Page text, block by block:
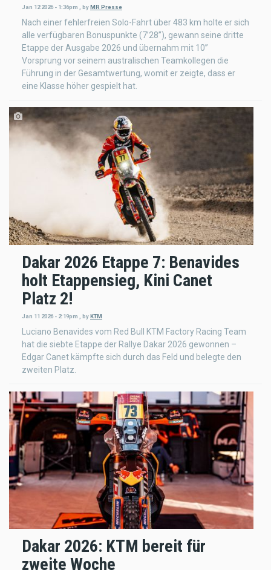
Jan 12 2026 - 1:36pm byMR Presse
Nach einer fehlerfreien Solo-Fahrt über 483 km holte er sich
alle verfügbaren Bonuspunkte (7’28’’), gewann seine dritte
Etappe der Ausgabe 2026 und übernahm mit 10’’
Vorsprung vor seinem australischen Teamkollegen die
Führung in der Gesamtwertung, womit er zeigte, dass er
eine Klasse höher gespielt hat.
Dakar 2026 Etappe 7: Benavides
holt Etappensieg, Kini Canet
Platz 2!
Jan 11 2026 - 2:19pm byKTM
Luciano Benavides vom Red Bull KTM Factory Racing Team
hat die siebte Etappe der Rallye Dakar 2026 gewonnen –
Edgar Canet kämpfte sich durch das Feld und belegte den
zweiten Platz.
Dakar 2026: KTM bereit für
zweite Woche